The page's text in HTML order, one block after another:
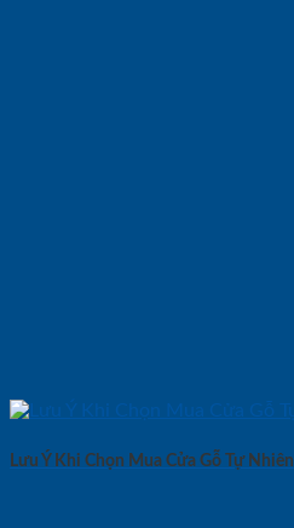
Lưu Ý Khi Chọn Mua Cửa Gỗ Tự Nhiên